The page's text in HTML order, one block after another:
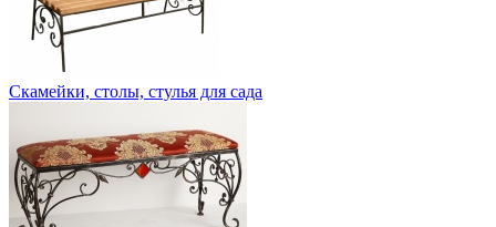
Скамейки, столы, стулья для сада